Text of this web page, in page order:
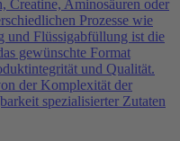
Creatine, Aminosäuren oder
Prozesse wie
und Flüssigabfüllung ist die
gewünschte Format
und Qualität.
der Komplexität der
spezialisierter Zutaten